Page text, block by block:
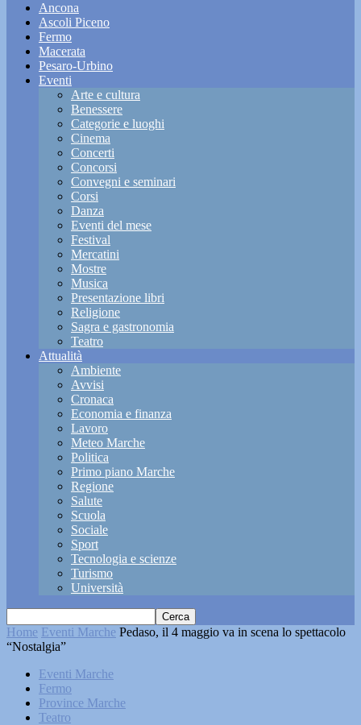
Ancona
Ascoli Piceno
Fermo
Macerata
Pesaro-Urbino
Eventi
Arte e cultura
Benessere
Categorie e luoghi
Cinema
Concerti
Concorsi
Convegni e seminari
Corsi
Danza
Eventi del mese
Festival
Mercatini
Mostre
Musica
Presentazione libri
Religione
Sagra e gastronomia
Teatro
Attualità
Ambiente
Avvisi
Cronaca
Economia e finanza
Lavoro
Meteo Marche
Politica
Primo piano Marche
Regione
Salute
Scuola
Sociale
Sport
Tecnologia e scienze
Turismo
Università
Home Eventi Marche Pedaso, il 4 maggio va in scena lo spettacolo
“Nostalgia”
Eventi Marche
Fermo
Province Marche
Teatro